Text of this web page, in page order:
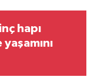
hapı